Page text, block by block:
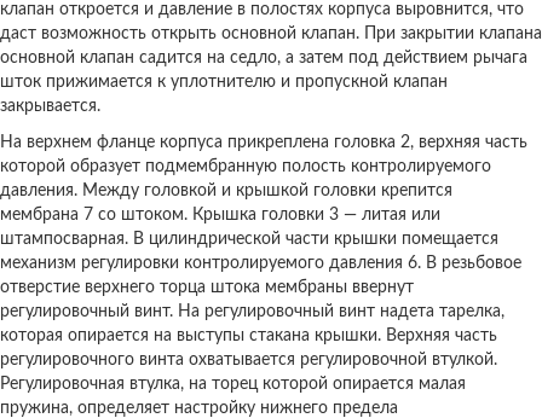
клапан откроется и давление в полостях корпуса выровнится, что
даст возможность открыть основной клапан. При закрытии клапана
основной клапан садится на седло, а затем под действием рычага
шток прижимается к уплотнителю и пропускной клапан
закрывается.
На верхнем фланце корпуса прикреплена головка 2, верхняя часть
которой образует подмембранную полость контролируемого
давления. Между головкой и крышкой головки крепится
мембрана 7 со штоком. Крышка головки 3 — литая или
штампосварная. В цилиндрической части крышки помещается
механизм регулировки контролируемого давления 6. В резьбовое
отверстие верхнего торца штока мембраны ввернут
регулировочный винт. На регулировочный винт надета тарелка,
которая опирается на выступы стакана крышки. Верхняя часть
регулировочного винта охватывается регулировочной втулкой.
Регулировочная втулка, на торец которой опирается малая
пружина, определяет настройку нижнего предела